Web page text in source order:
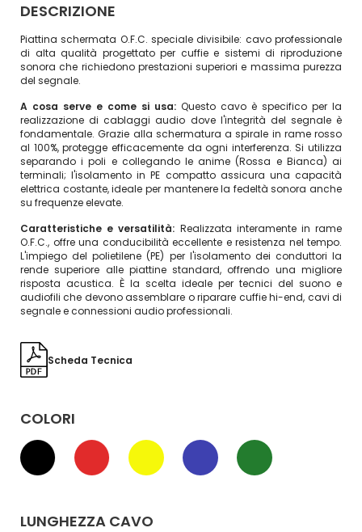
DESCRIZIONE
Piattina schermata O.F.C. speciale divisibile: cavo professionale
di alta qualità progettato per cuffie e sistemi di riproduzione
sonora che richiedono prestazioni superiori e massima purezza
del segnale.
A cosa serve e come si usa: Questo cavo è specifico per la
realizzazione di cablaggi audio dove l'integrità del segnale è
fondamentale. Grazie alla schermatura a spirale in rame rosso
al 100%, protegge efficacemente da ogni interferenza. Si utilizza
separando i poli e collegando le anime (Rossa e Bianca) ai
terminali; l'isolamento in PE compatto assicura una capacità
elettrica costante, ideale per mantenere la fedeltà sonora anche
su frequenze elevate.
Caratteristiche e versatilità: Realizzata interamente in rame
O.F.C., offre una conducibilità eccellente e resistenza nel tempo.
L'impiego del polietilene (PE) per l'isolamento dei conduttori la
rende superiore alle piattine standard, offrendo una migliore
risposta acustica. È la scelta ideale per tecnici del suono e
audiofili che devono assemblare o riparare cuffie hi-end, cavi di
segnale e connessioni audio professionali.
Scheda Tecnica
COLORI
LUNGHEZZA CAVO